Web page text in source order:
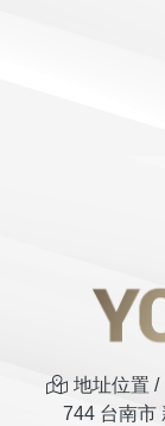
地址位置 /
744 台南市